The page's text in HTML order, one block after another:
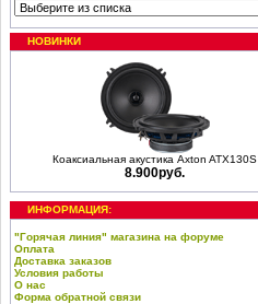
НОВИНКИ
Коаксиальная акустика Axton ATX130S
8.900руб.
ИНФОРМАЦИЯ:
"Горячая линия" магазина на форуме
Оплата
Доставка заказов
Условия работы
О нас
Форма обратной связи